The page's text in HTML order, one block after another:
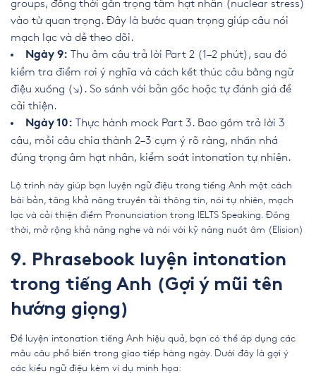
groups, đồng thời gắn trọng tâm hạt nhân (nuclear stress)
vào từ quan trọng. Đây là bước quan trọng giúp câu nói
mạch lạc và dễ theo dõi.
Ngày 9: Thu âm câu trả lời Part 2 (1–2 phút), sau đó
kiểm tra điểm rơi ý nghĩa và cách kết thúc câu bằng ngữ
điệu xuống (↘). So sánh với bản gốc hoặc tự đánh giá để
cải thiện.
Ngày 10: Thực hành mock Part 3. Bao gồm trả lời 3
câu, mỗi câu chia thành 2–3 cụm ý rõ ràng, nhấn nhá
đúng trọng âm hạt nhân, kiểm soát intonation tự nhiên.
Lộ trình này giúp bạn luyện ngữ điệu trong tiếng Anh một cách
bài bản, tăng khả năng truyền tải thông tin, nói tự nhiên, mạch
lạc và cải thiện điểm Pronunciation trong IELTS Speaking. Đồng
thời, mở rộng khả năng nghe và nói với kỹ năng nuốt âm (Elision)
9. Phrasebook luyện intonation
trong tiếng Anh (Gợi ý mũi tên
hướng giọng)
Để luyện intonation tiếng Anh hiệu quả, bạn có thể áp dụng các
mẫu câu phổ biến trong giao tiếp hàng ngày. Dưới đây là gợi ý
các kiểu ngữ điệu kèm ví dụ minh họa: